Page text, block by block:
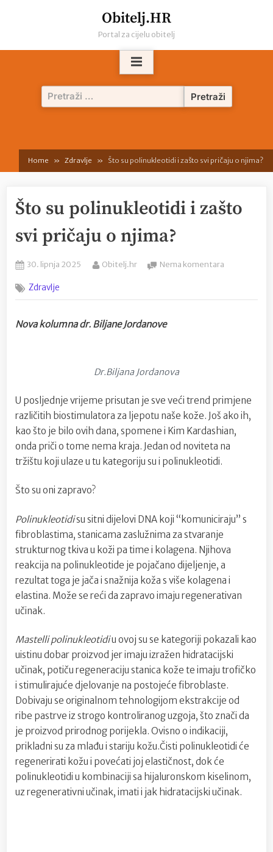
Obitelj.HR
Portal za cijelu obitelj
Pretraži:
Home Zdravlje Što su polinukleotidi i zašto svi pričaju o njima?
Što su polinukleotidi i zašto
svi pričaju o njima?
Posted
30. lipnja 2025 By
Obitelj.hr Nema komentara
Zdravlje
Nova kolumna dr. Biljane Jordanove
Dr.Biljana Jordanova
U posljednje vrijeme prisutan je sve veći trend primjene
različitih biostimulatora za ljepotu naše kože. Još ako ih,
kao što je bilo ovih dana, spomene i Kim Kardashian,
onda priči o tome nema kraja. Jedan od noviteta na
tržištu koji ulaze u tu kategoriju su i polinukleotidi.
Što su oni zapravo?
Polinukleotidisu sitni dijelovi DNA koji “komuniciraju” s
fibroblastima, stanicama zaslužnima za stvaranje
strukturnog tkiva u koži pa time i kolagena. Njihova
reakcija na polinukleotide je pojačano dijeljenje, a
rezultat toga je jača i snažnija koža s više kolagena i
elastina. Može se reći da zapravo imaju regenerativan
učinak.
Mastelli polinukleotidiu ovoj su se kategoriji pokazali kao
uistinu dobar proizvod jer imaju izražen hidratacijski
učinak, potiču regeneraciju stanica kože te imaju trofičko
i stimulirajuće djelovanje na postojeće fibroblaste.
Dobivaju se originalnom tehnologijom ekstrakcije od
ribe pastrve iz strogo kontroliranog uzgoja, što znači da
je proizvod prirodnog porijekla. Ovisno o indikaciji,
prikladni su za mlađu i stariju kožu.Čisti polinukleotidi će
regenerirati kožu i povećati joj elastičnost, dok će
polinukleotidi u kombinaciji sa hijaluronskom kiselinom,
uz regenerativni učinak, imati i jak hidratacijski učinak.